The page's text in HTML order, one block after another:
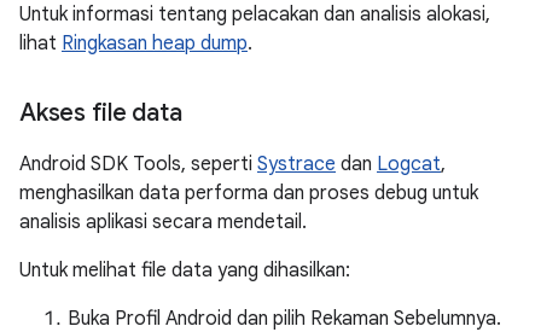
Untuk informasi tentang pelacakan dan analisis alokasi,
lihat Ringkasan heap dump.
Akses file data
Android SDK Tools, seperti Systrace dan Logcat,
menghasilkan data performa dan proses debug untuk
analisis aplikasi secara mendetail.
Untuk melihat file data yang dihasilkan:
Buka Profil Android dan pilih Rekaman Sebelumnya.